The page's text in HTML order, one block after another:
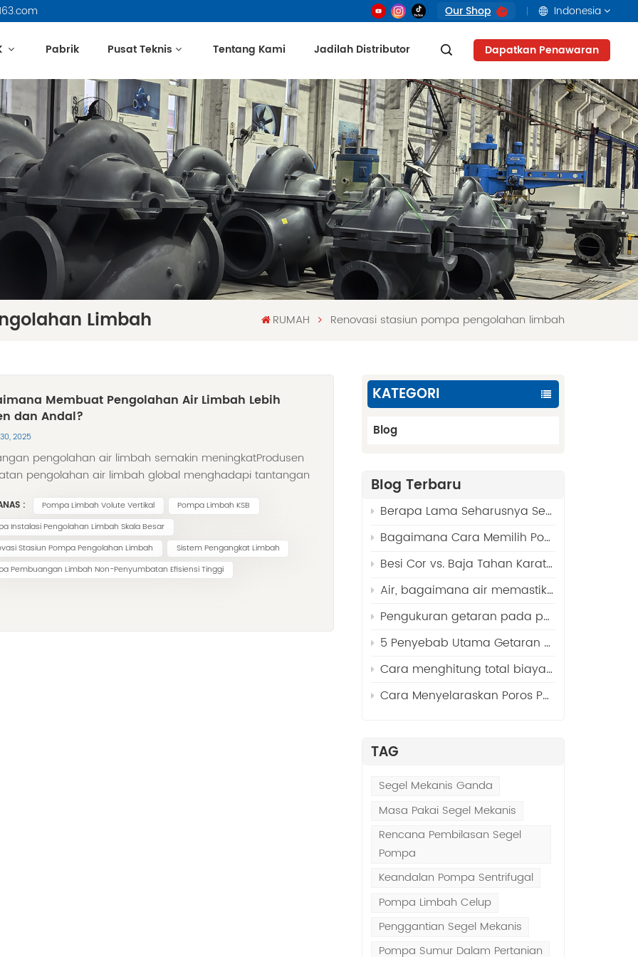
Our Shop Indonesia
français
русский
العربية
Tiếng Việt
Indonesia
Pabrik Pusat Teknis Tentang Kami Jadilah Distributor Dapatkan Penawaran
Limbah RUMAH Renovasi stasiun pompa pengolahan limbah
KATEGORI
Blog
Blog Terbaru
Berapa Lama Seharusnya Segel Mekanis Bertahan? Faktor-faktor dan Panduan Penggantian
Bagaimana Cara Memilih Pompa Celup untuk Sumur Bor?
Besi Cor vs. Baja Tahan Karat 316 - Material Terbaik untuk Pompa Air Limbah
Air, bagaimana air memastikan kelancaran operasional industri?
Pengukuran getaran pada pompa sentrifugal dan analisis kegagalan tipikal.
5 Penyebab Utama Getaran Pompa Sentrifugal dan Cara Memperbaikinya
Cara menghitung total biaya kepemilikan (TCO) untuk pompa industri
Cara Menyelaraskan Poros Pompa Sentrifugal dan Motor dalam 5 Langkah Mudah
TAG
Segel Mekanis Ganda
Masa Pakai Segel Mekanis
Rencana Pembilasan Segel
Pompa
Keandalan Pompa Sentrifugal
Pompa Limbah Celup
Penggantian Segel Mekanis
Pompa Sumur Dalam Pertanian
Membuat Pengolahan Air Limbah Lebih
dan Andal?
2025
pengolahan air limbah semakin meningkatProdusen
pengolahan air limbah global menghadapi tantangan
limbah cair, dan air permukaan, seperti tisu basah dan
berserat lainnya yang dapat menyumbat pompa.
demikian, terutama di era anggaran yang semakin
dan proses yang semakin kompleks, pengoperasian
pengolahan air limbah harus seefisien, sebebas masalah,
: Pompa Limbah Volute Vertikal
Pompa Limbah KSB
Instalasi Pengolahan Limbah Skala Besar
Stasiun Pompa Pengolahan Limbah
Sistem Pengangkat Limbah
Pembuangan Limbah Non-Penyumbatan Efisiensi Tinggi